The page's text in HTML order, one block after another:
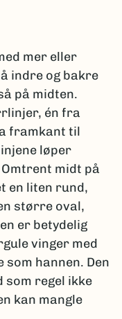
mer eller
indre og bakre
på midten.
én fra
framkant til
løper
midt på
en liten rund,
større oval,
er betydelig
vinger med
som hannen. Den
regel ikke
kan mangle